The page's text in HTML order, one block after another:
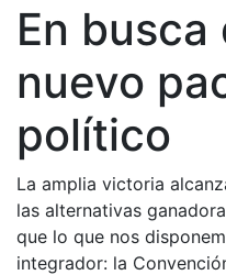
En busca
nuevo
político
La amplia victoria
las alternativas
que lo que nos
integrador: la